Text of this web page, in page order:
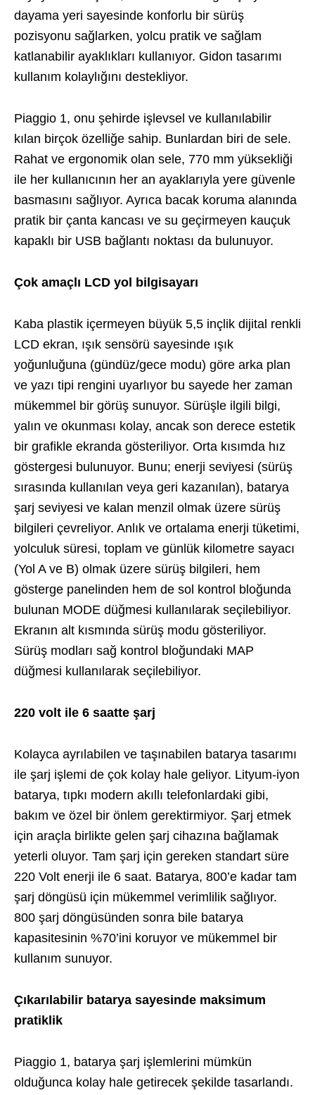
dayama yeri sayesinde konforlu bir sürüş
pozisyonu sağlarken, yolcu pratik ve sağlam
katlanabilir ayaklıkları kullanıyor. Gidon tasarımı
kullanım kolaylığını destekliyor.
Piaggio 1, onu şehirde işlevsel ve kullanılabilir
kılan birçok özelliğe sahip. Bunlardan biri de sele.
Rahat ve ergonomik olan sele, 770 mm yüksekliği
ile her kullanıcının her an ayaklarıyla yere güvenle
basmasını sağlıyor. Ayrıca bacak koruma alanında
pratik bir çanta kancası ve su geçirmeyen kauçuk
kapaklı bir USB bağlantı noktası da bulunuyor.
Çok amaçlı LCD yol bilgisayarı
Kaba plastik içermeyen büyük 5,5 inçlik dijital renkli
LCD ekran, ışık sensörü sayesinde ışık
yoğunluğuna (gündüz/gece modu) göre arka plan
ve yazı tipi rengini uyarlıyor bu sayede her zaman
mükemmel bir görüş sunuyor. Sürüşle ilgili bilgi,
yalın ve okunması kolay, ancak son derece estetik
bir grafikle ekranda gösteriliyor. Orta kısımda hız
göstergesi bulunuyor. Bunu; enerji seviyesi (sürüş
sırasında kullanılan veya geri kazanılan), batarya
şarj seviyesi ve kalan menzil olmak üzere sürüş
bilgileri çevreliyor. Anlık ve ortalama enerji tüketimi,
yolculuk süresi, toplam ve günlük kilometre sayacı
(Yol A ve B) olmak üzere sürüş bilgileri, hem
gösterge panelinden hem de sol kontrol bloğunda
bulunan MODE düğmesi kullanılarak seçilebiliyor.
Ekranın alt kısmında sürüş modu gösteriliyor.
Sürüş modları sağ kontrol bloğundaki MAP
düğmesi kullanılarak seçilebiliyor.
220 volt ile 6 saatte şarj
Kolayca ayrılabilen ve taşınabilen batarya tasarımı
ile şarj işlemi de çok kolay hale geliyor. Lityum-iyon
batarya, tıpkı modern akıllı telefonlardaki gibi,
bakım ve özel bir önlem gerektirmiyor. Şarj etmek
için araçla birlikte gelen şarj cihazına bağlamak
yeterli oluyor. Tam şarj için gereken standart süre
220 Volt enerji ile 6 saat. Batarya, 800’e kadar tam
şarj döngüsü için mükemmel verimlilik sağlıyor.
800 şarj döngüsünden sonra bile batarya
kapasitesinin %70’ini koruyor ve mükemmel bir
kullanım sunuyor.
Çıkarılabilir batarya sayesinde maksimum
pratiklik
Piaggio 1, batarya şarj işlemlerini mümkün
olduğunca kolay hale getirecek şekilde tasarlandı.